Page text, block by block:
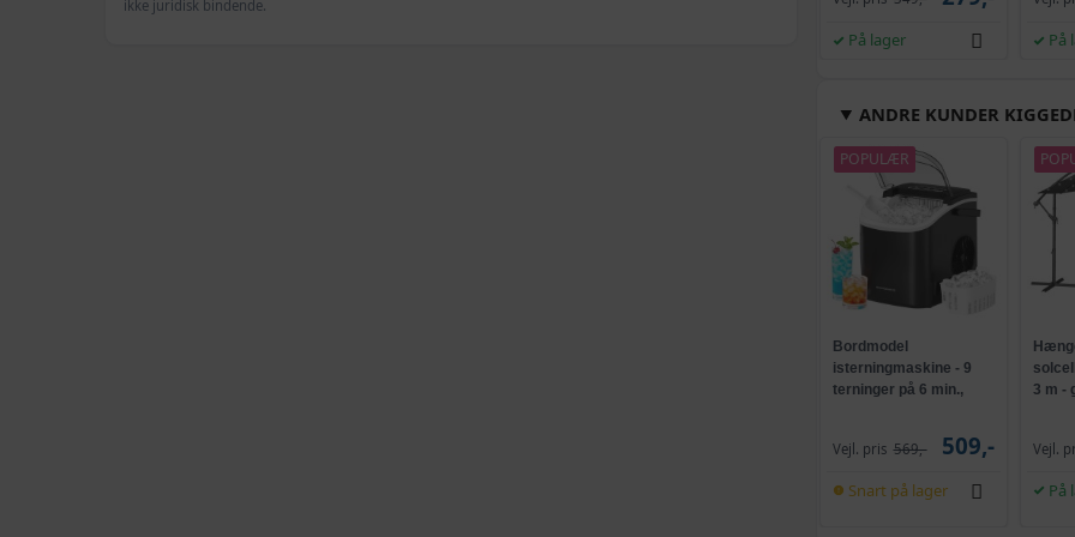
ikke juridisk bindende.
Hvid - 60 x 120 cm
Hvid - 80 x 150 cm
Brun - 40 x 100 cm
Brun - 60 x 120 cm
På lager På
ANDRE KUNDER
POPULÆR
Bordmodel
isterningmaskine - 9
terninger på 6 min.,
Vejl. pris 569,- 509,-
Snart på lager
3 m -
Vejl.
På